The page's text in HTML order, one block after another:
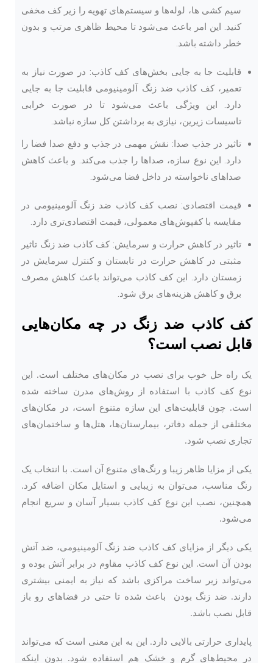
سیم کشی ها، لوله‌ها و سیستم‌های تهویه را زیر کف مخفی
کنید. این امر باعث می‌شود تا محیط ظاهری مرتب و بدون
خطر داشته باشد.
قابلیت جا به جایی بخش‌های کف کاذب: در صورت نیاز به
تعمیر، کف کاذب ضد زنگ آلومینیومی قابلیت جا به جایی
دارد. این ویژگی باعث می‌شود تا در صورت خرابی
تاسیسات زیرین، نیازی به برداشتن کل سازه نباشد.
تاثیر در جذب صدا: نقش مهمی در جذب و دفع صدا فضا را
دارد. این نوع سازه، صداها را جذب می‌کند. و باعث کاهش
صداهای ناخواسته در داخل فضا می‌شود.
قیمت اقتصادی: نصب کف کاذب ضد زنگ آلومینیومی در
مقایسه با کفپوش‌های معمولی، قیمت اقتصادی‌تری دارد.
تاثیر در کاهش حرارت و سرمایش: کف کاذب ضد زنگ تاثیر
مثبتی در کاهش حرارت در تابستان و کنترل سرمایش در
زمستان دارد. این کف کاذب می‌تواند باعث کاهش مصرف
برق و کاهش هزینه‌های برق شود.
کف کاذب ضد زنگ در چه مکان‌هایی
قابل نصب است؟
یک راه حل خوب برای نصب در مکان‌های مختلف است. این
نوع کف کاذب با استفاده از روش‌های مدرن ساخته ‌شده
‌است. چون قابلیت‌های این سازه متنوع است، در مکان‌های
مختلفی از جمله دفاتر، بیمارستان‌ها، هتل‌ها و ساختمان‌های
تجاری نصب شود.
یکی از مزایا ظاهر زیبا و رنگ‌های متنوع آن است. با انتخاب یک
رنگ مناسب، می‌توان به زیبایی و استایل مکان اضافه کرد.
همچنین، نصب این نوع کف کاذب بسیار آسان و سریع انجام
می‌شود.
یکی دیگر از مزایای کف کاذب ضد زنگ آلومینیومی، ضد آتش
بودن آن است. این نوع کف کاذب مقاوم در برابر آتش بوده و
می‌تواند زیر ساخت مراکزی باشد که نیاز به ایمنی بیشتری
دارند. ضد زنگ بودن باعث شده تا حتی در فضا‌های رو باز
قابل نصب باشد.
پایداری حرارتی بالایی دارد. این به این معنی است که می‌تواند
در محیط‌های گرم و خشک هم استفاده شود. بدون اینکه